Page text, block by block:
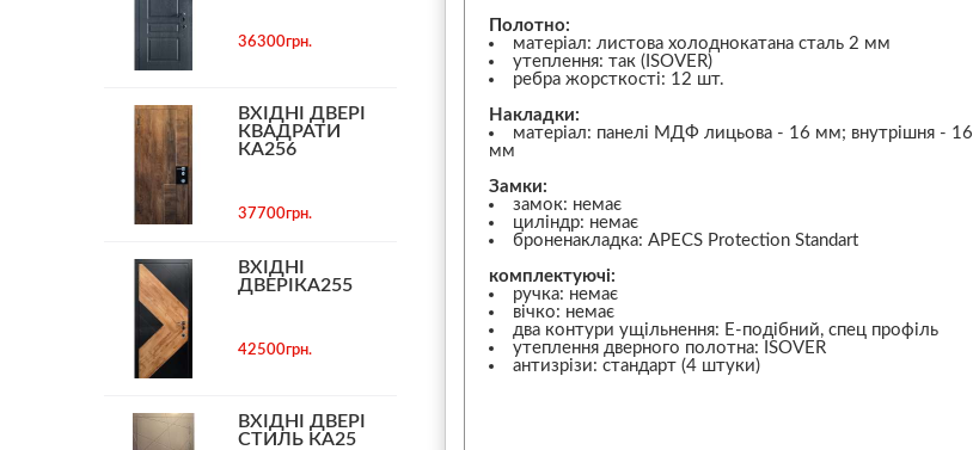
36300грн.
ВХІДНІ ДВЕРІ
КВАДРАТИ
КА256
37700грн.
ВХІДНІ
ДВЕРІКА255
42500грн.
ВХІДНІ ДВЕРІ
СТИЛЬ КА25
Полотно:
матеріал: листова холоднокатана сталь 2 мм
утеплення: так (ISOVER)
ребра жорсткості: 12 шт.
Накладки:
матеріал: панелі МДФ лицьова - 16 мм; внутрішня - 16
мм
Замки:
замок: немає
циліндр: немає
броненакладка: APECS Protection Standart
комплектуючі:
ручка: немає
вічко: немає
два контури ущільнення: Е-подібний, спец профіль
утеплення дверного полотна: ISOVER
антизрізи: стандарт (4 штуки)